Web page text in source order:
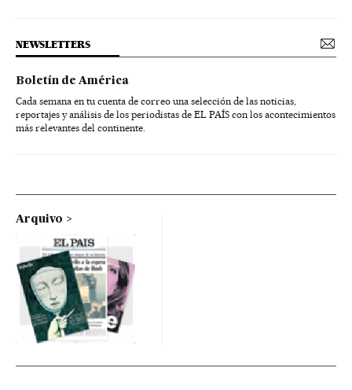
NEWSLETTERS
Boletín de América
Cada semana en tu cuenta de correo una selección de las noticias,
reportajes y análisis de los periodistas de EL PAÍS con los acontecimientos
más relevantes del continente.
Arquivo